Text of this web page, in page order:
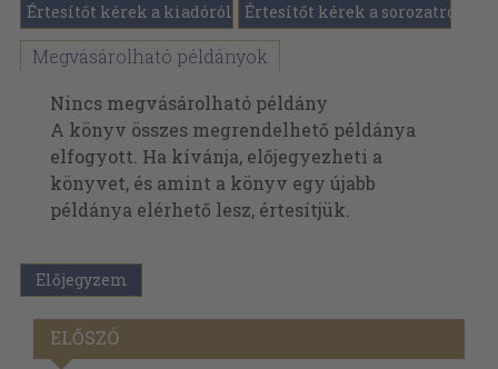
Értesítőt kérek a kiadóról Értesítőt kérek a sorozatról
Megvásárolható példányok
Nincs megvásárolható példány
A könyv összes megrendelhető példánya
elfogyott. Ha kívánja, előjegyezheti a
könyvet, és amint a könyv egy újabb
példánya elérhető lesz, értesítjük.
Előjegyzem
ELŐSZÓ